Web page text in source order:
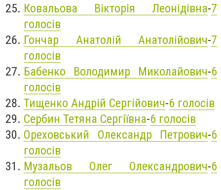
Ковальова Вікторія Леонідівна-7
голосів
Гончар Анатолій Анатолійович-7
голосів
Бабенко Володимир Миколайович-6
голосів
Тищенко Андрій Сергійович-6 голосів
Сербин Тетяна Сергіївна-6 голосів
Ореховський Олександр Петрович-6
голосів
Музальов Олег Олександрович-6
голосів